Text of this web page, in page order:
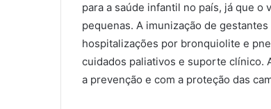
para a saúde infantil no país, já que
pequenas. A imunização de
hospitalizações por bronquiolite e
cuidados paliativos e suporte clínico.
a prevenção e com a proteção das